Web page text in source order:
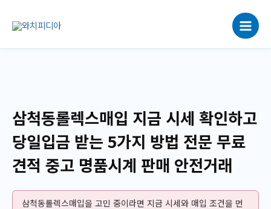
로
삼척동롤렉스매입 지금 시세 확인하고
당일입금 받는 5가지 방법 전문 무료
견적 중고 명품시계 판매 안전거래
삼척동롤렉스매입을 고민 중이라면 지금 시세와 매입 조건을 먼